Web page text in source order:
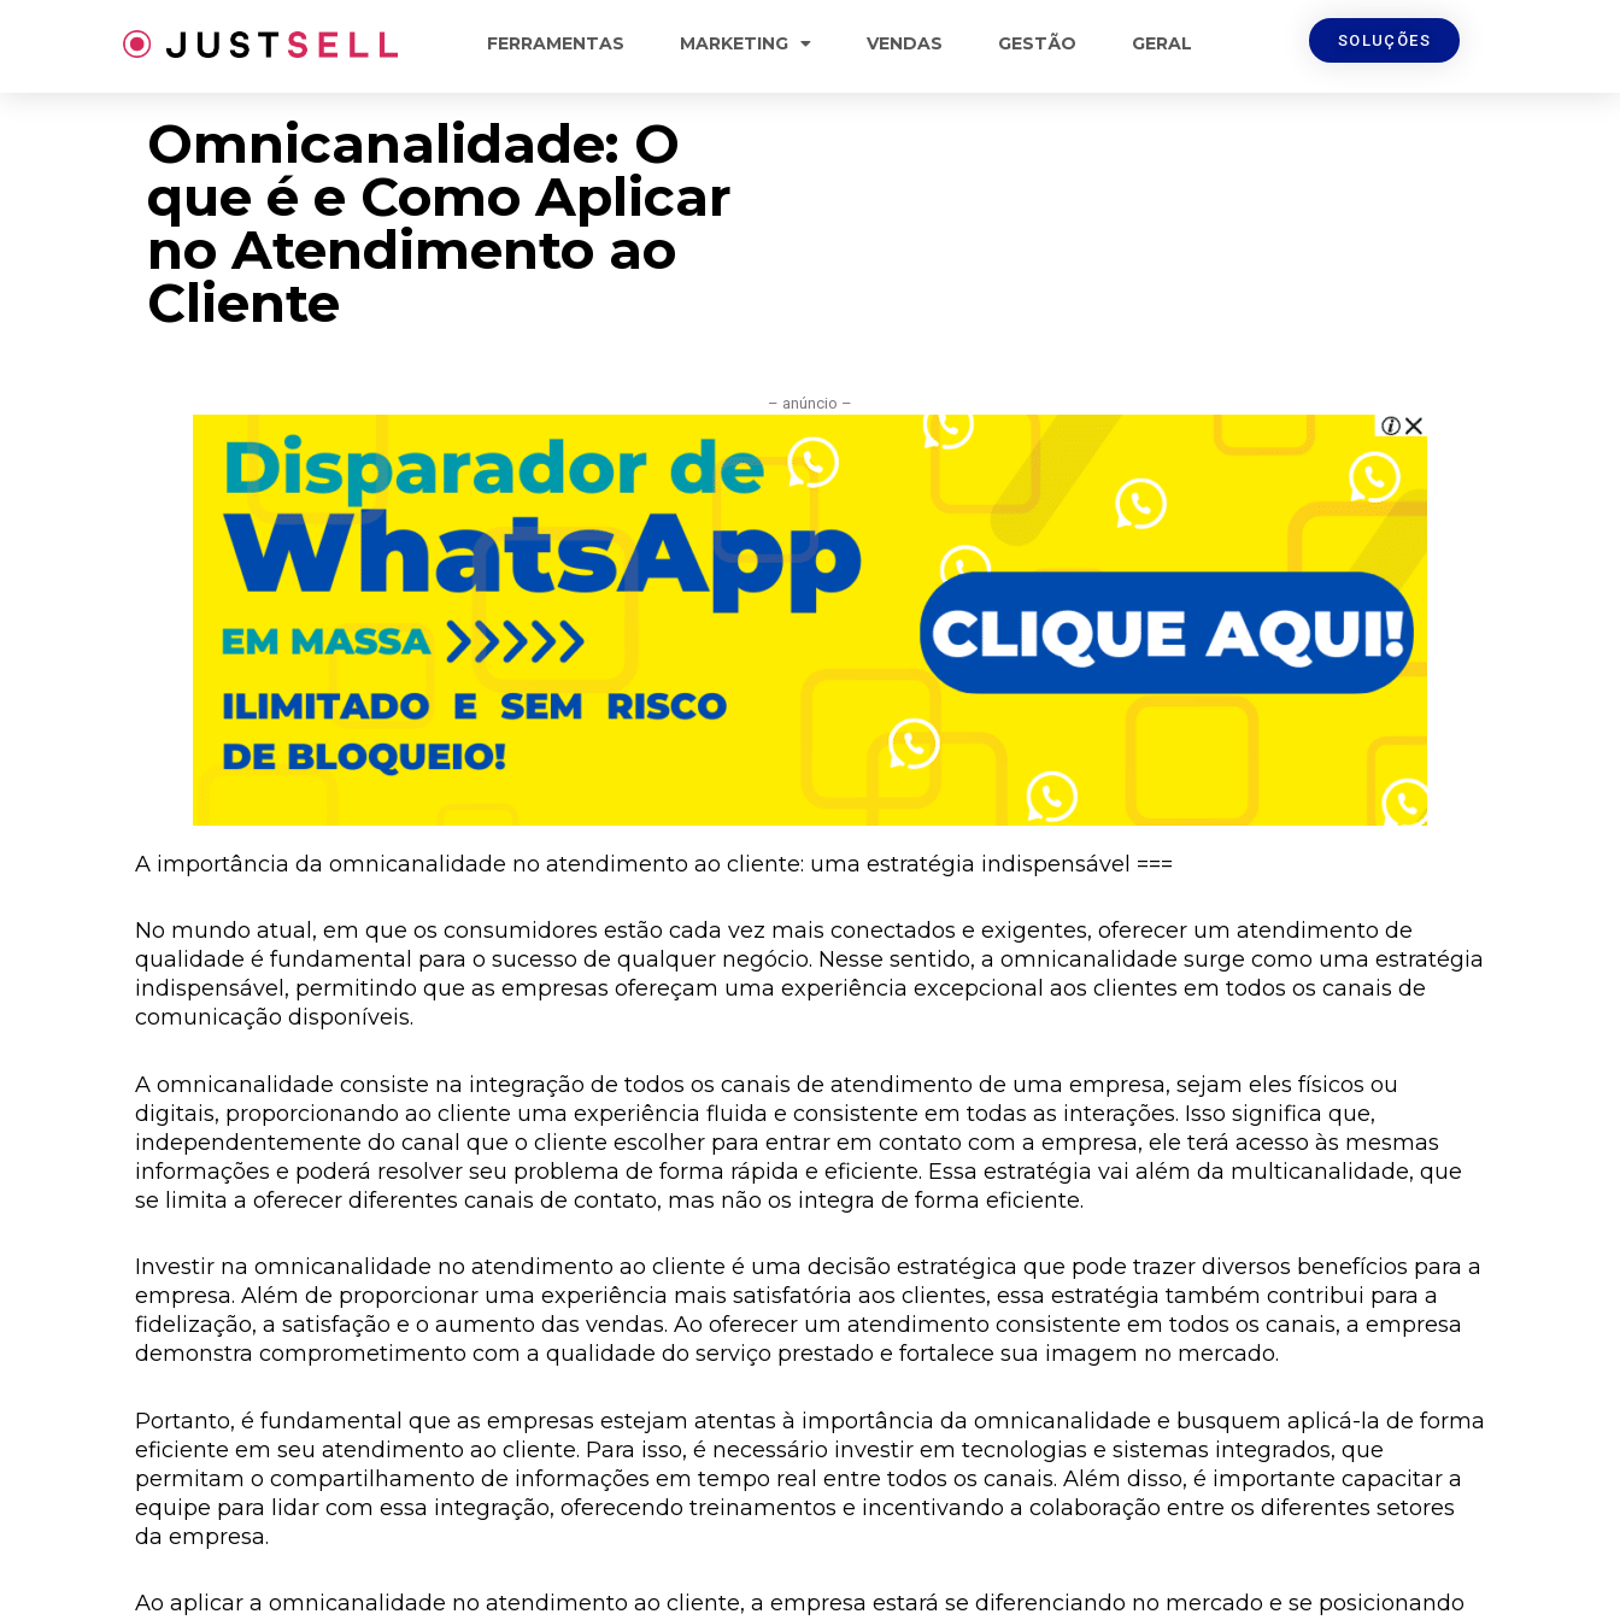
FERRAMENTAS MARKETING VENDAS GESTÃO GERAL SOLUÇÕES
Omnicanalidade: O
que é e Como Aplicar
no Atendimento ao
Cliente
– anúncio –
A importância da omnicanalidade no atendimento ao cliente: uma estratégia indispensável ===
No mundo atual, em que os consumidores estão cada vez mais conectados e exigentes, oferecer um atendimento de
qualidade é fundamental para o sucesso de qualquer negócio. Nesse sentido, a omnicanalidade surge como uma estratégia
indispensável, permitindo que as empresas ofereçam uma experiência excepcional aos clientes em todos os canais de
comunicação disponíveis.
A omnicanalidade consiste na integração de todos os canais de atendimento de uma empresa, sejam eles físicos ou
digitais, proporcionando ao cliente uma experiência fluida e consistente em todas as interações. Isso significa que,
independentemente do canal que o cliente escolher para entrar em contato com a empresa, ele terá acesso às mesmas
informações e poderá resolver seu problema de forma rápida e eficiente. Essa estratégia vai além da multicanalidade, que
se limita a oferecer diferentes canais de contato, mas não os integra de forma eficiente.
Investir na omnicanalidade no atendimento ao cliente é uma decisão estratégica que pode trazer diversos benefícios para a
empresa. Além de proporcionar uma experiência mais satisfatória aos clientes, essa estratégia também contribui para a
fidelização, a satisfação e o aumento das vendas. Ao oferecer um atendimento consistente em todos os canais, a empresa
demonstra comprometimento com a qualidade do serviço prestado e fortalece sua imagem no mercado.
Portanto, é fundamental que as empresas estejam atentas à importância da omnicanalidade e busquem aplicá-la de forma
eficiente em seu atendimento ao cliente. Para isso, é necessário investir em tecnologias e sistemas integrados, que
permitam o compartilhamento de informações em tempo real entre todos os canais. Além disso, é importante capacitar a
equipe para lidar com essa integração, oferecendo treinamentos e incentivando a colaboração entre os diferentes setores
da empresa.
Ao aplicar a omnicanalidade no atendimento ao cliente, a empresa estará se diferenciando no mercado e se posicionando